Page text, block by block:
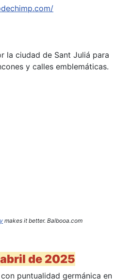
la ciudad de Sant Juliá para
y calles emblemáticas.
makes it better. Balbooa.com
de 2025
puntualidad germánica en